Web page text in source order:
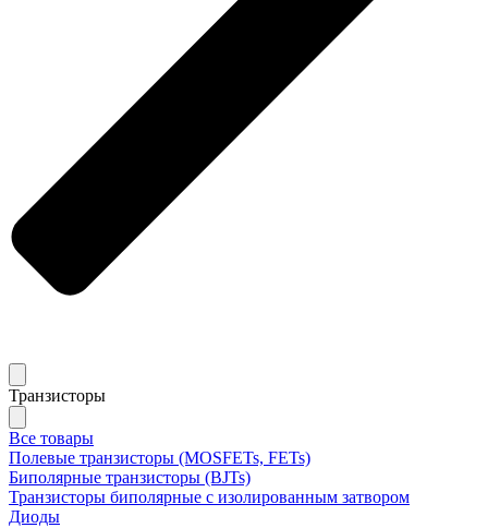
Транзисторы
Все товары
Полевые транзисторы (MOSFETs, FETs)
Биполярные транзисторы (BJTs)
Транзисторы биполярные с изолированным затвором
Диоды